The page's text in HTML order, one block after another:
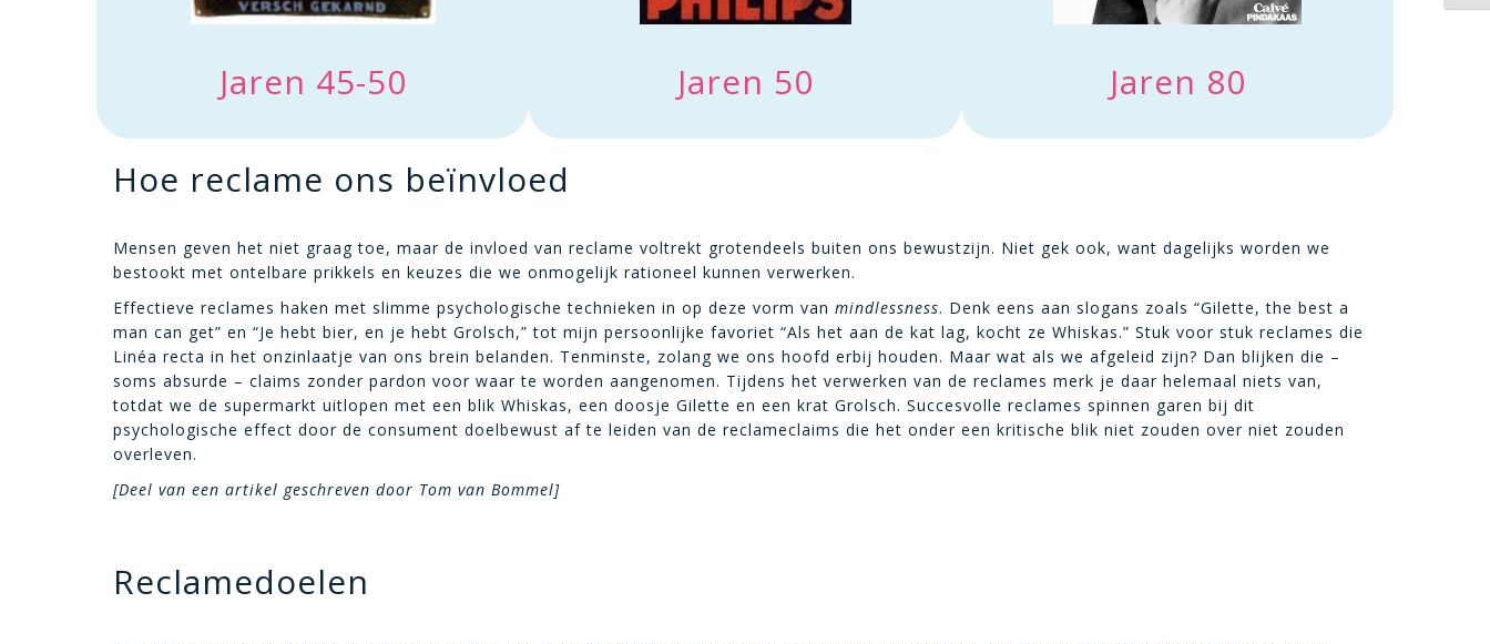
Jaren 45-50 Jaren 50 Jaren 80
Hoe reclame ons beïnvloed
Mensen geven het niet graag toe, maar de invloed van reclame voltrekt grotendeels buiten ons bewustzijn. Niet gek ook, want dagelijks worden we
bestookt met ontelbare prikkels en keuzes die we onmogelijk rationeel kunnen verwerken.
Effectieve reclames haken met slimme psychologische technieken in op deze vorm van mindlessness. Denk eens aan slogans zoals “Gilette, the best a
man can get” en “Je hebt bier, en je hebt Grolsch,” tot mijn persoonlijke favoriet “Als het aan de kat lag, kocht ze Whiskas.” Stuk voor stuk reclames die
Linéa recta in het onzinlaatje van ons brein belanden. Tenminste, zolang we ons hoofd erbij houden. Maar wat als we afgeleid zijn? Dan blijken die –
soms absurde – claims zonder pardon voor waar te worden aangenomen. Tijdens het verwerken van de reclames merk je daar helemaal niets van,
totdat we de supermarkt uitlopen met een blik Whiskas, een doosje Gilette en een krat Grolsch. Succesvolle reclames spinnen garen bij dit
psychologische effect door de consument doelbewust af te leiden van de reclameclaims die het onder een kritische blik niet zouden over niet zouden
overleven.
[Deel van een artikel geschreven door Tom van Bommel]
Reclamedoelen